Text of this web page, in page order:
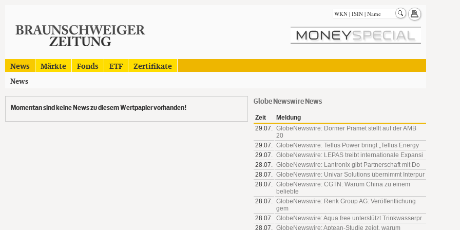
News Märkte Fonds ETF Zertifikate
News
Momentan sind keine News zu diesem Wertpapier vorhanden!
Globe Newswire News
Zeit
Meldung
29.07.
GlobeNewswire: Dormer Pramet stellt auf der AMB
20
29.07.
GlobeNewswire: Tellus Power bringt „Tellus Energy
29.07.
GlobeNewswire: LEPAS treibt internationale Expansi
28.07.
GlobeNewswire: Lantronix gibt Partnerschaft mit Do
28.07.
GlobeNewswire: Univar Solutions übernimmt Interpur
28.07.
GlobeNewswire: CGTN: Warum China zu einem
beliebte
28.07.
GlobeNewswire: Renk Group AG: Veröffentlichung
gem
28.07.
GlobeNewswire: Aqua free unterstützt Trinkwasserpr
28.07.
GlobeNewswire: Aptean-Studie zeigt, warum